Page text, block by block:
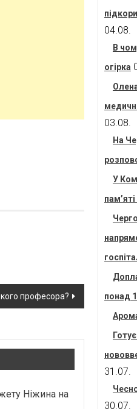
професора?
Ніжина на
04.08.
В
огірка
03.08.
На
У
понад
31.07.
30.07.